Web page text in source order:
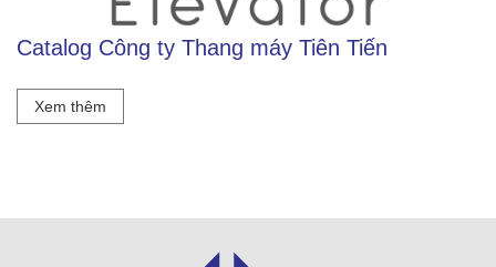
Catalog Công ty Thang máy Tiên Tiến
Xem thêm